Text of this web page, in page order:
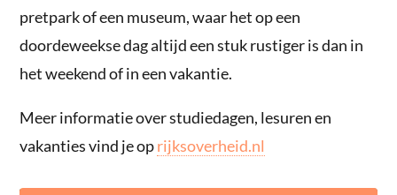
pretpark of een museum, waar het op een
doordeweekse dag altijd een stuk rustiger is dan in
het weekend of in een vakantie.
Meer informatie over studiedagen, lesuren en
vakanties vind je oprijksoverheid.nl